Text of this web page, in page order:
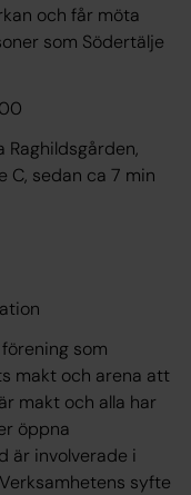
och får möta
som Södertälje
15.00
Raghildsgården,
C, sedan ca 7 min
som
makt och arena att
makt och alla har
öppna
är involverade i
syfte